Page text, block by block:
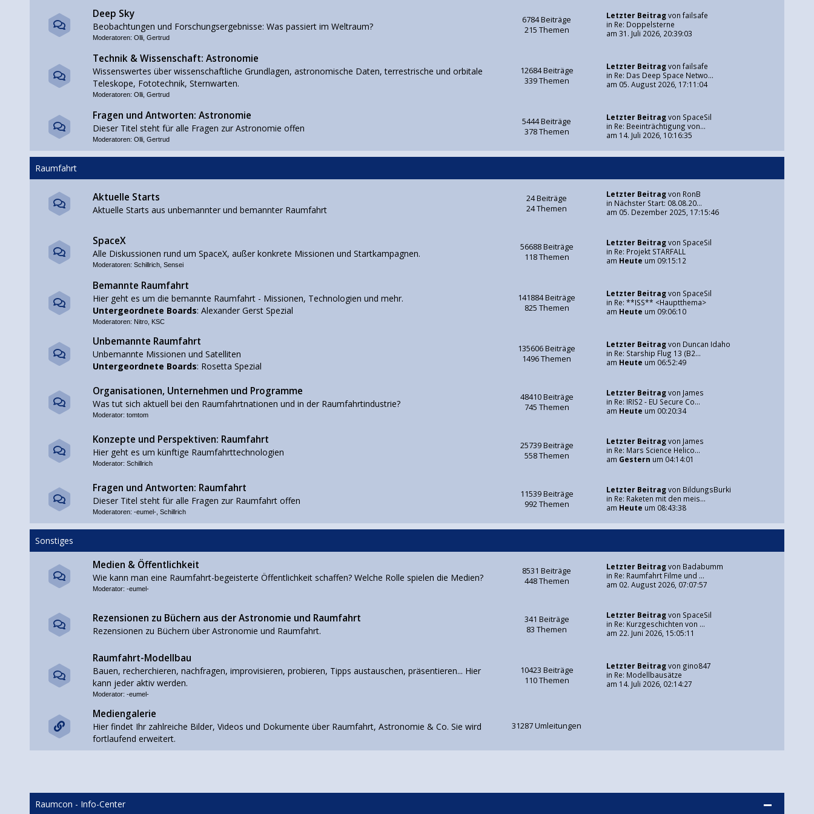
Deep Sky
Beobachtungen und Forschungsergebnisse: Was passiert im Weltraum?
Moderatoren: Olli, Gertrud
6784 Beiträge
215 Themen
Letzter Beitragvon failsafe
in Re: Doppelsterne
am 31. Juli 2026, 20:39:03
Technik & Wissenschaft: Astronomie
Wissenswertes über wissenschaftliche Grundlagen, astronomische Daten, terrestrische und orbitale
Teleskope, Fototechnik, Sternwarten.
Moderatoren: Olli, Gertrud
12684 Beiträge
339 Themen
Letzter Beitragvon failsafe
in Re: Das Deep Space Netwo...
am 05. August 2026, 17:11:04
Fragen und Antworten: Astronomie
Dieser Titel steht für alle Fragen zur Astronomie offen
Moderatoren: Olli, Gertrud
5444 Beiträge
378 Themen
Letzter Beitragvon SpaceSil
in Re: Beeinträchtigung von...
am 14. Juli 2026, 10:16:35
Raumfahrt
Aktuelle Starts
Aktuelle Starts aus unbemannter und bemannter Raumfahrt
24 Beiträge
24 Themen
Letzter Beitragvon RonB
in Nächster Start: 08.08.20...
am 05. Dezember 2025, 17:15:46
SpaceX
Alle Diskussionen rund um SpaceX, außer konkrete Missionen und Startkampagnen.
Moderatoren: Schillrich, Sensei
56688 Beiträge
118 Themen
Letzter Beitragvon SpaceSil
in Re: Projekt STARFALL
am Heute um 09:15:12
Bemannte Raumfahrt
Hier geht es um die bemannte Raumfahrt - Missionen, Technologien und mehr.
Untergeordnete Boards: Alexander Gerst Spezial
Moderatoren: Nitro, KSC
141884 Beiträge
825 Themen
Letzter Beitragvon SpaceSil
in Re: **ISS** <Hauptthema>
am Heute um 09:06:10
Unbemannte Raumfahrt
Unbemannte Missionen und Satelliten
Untergeordnete Boards: Rosetta Spezial
135606 Beiträge
1496 Themen
Letzter Beitragvon Duncan Idaho
in Re: Starship Flug 13 (B2...
am Heute um 06:52:49
Organisationen, Unternehmen und Programme
Was tut sich aktuell bei den Raumfahrtnationen und in der Raumfahrtindustrie?
Moderator: tomtom
48410 Beiträge
745 Themen
Letzter Beitragvon James
in Re: IRIS2 - EU Secure Co...
am Heute um 00:20:34
Konzepte und Perspektiven: Raumfahrt
Hier geht es um künftige Raumfahrttechnologien
Moderator: Schillrich
25739 Beiträge
558 Themen
Letzter Beitragvon James
in Re: Mars Science Helico...
am Gestern um 04:14:01
Fragen und Antworten: Raumfahrt
Dieser Titel steht für alle Fragen zur Raumfahrt offen
Moderatoren: -eumel-, Schillrich
11539 Beiträge
992 Themen
Letzter Beitragvon BildungsBurki
in Re: Raketen mit den meis...
am Heute um 08:43:38
Sonstiges
Medien & Öffentlichkeit
Wie kann man eine Raumfahrt-begeisterte Öffentlichkeit schaffen? Welche Rolle spielen die Medien?
Moderator: -eumel-
8531 Beiträge
448 Themen
Letzter Beitragvon Badabumm
in Re: Raumfahrt Filme und ...
am 02. August 2026, 07:07:57
Rezensionen zu Büchern aus der Astronomie und Raumfahrt
Rezensionen zu Büchern über Astronomie und Raumfahrt.
341 Beiträge
83 Themen
Letzter Beitragvon SpaceSil
in Re: Kurzgeschichten von ...
am 22. Juni 2026, 15:05:11
Raumfahrt-Modellbau
Bauen, recherchieren, nachfragen, improvisieren, probieren, Tipps austauschen, präsentieren... Hier
kann jeder aktiv werden.
Moderator: -eumel-
10423 Beiträge
110 Themen
Letzter Beitragvon gino847
in Re: Modellbausätze
am 14. Juli 2026, 02:14:27
Mediengalerie
Hier findet Ihr zahlreiche Bilder, Videos und Dokumente über Raumfahrt, Astronomie & Co. Sie wird
fortlaufend erweitert.
31287 Umleitungen
Raumcon - Info-Center